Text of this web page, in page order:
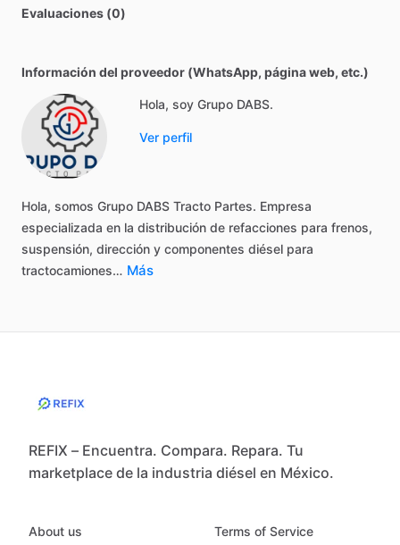
Evaluaciones (0)
Información del proveedor (WhatsApp, página web, etc.)
Hola, soy Grupo DABS.
Ver perfil
Hola, somos Grupo DABS Tracto Partes. Empresa
especializada en la distribución de refacciones para frenos,
suspensión, dirección y componentes diésel para
tractocamiones… Más
REFIX – Encuentra. Compara. Repara. Tu
marketplace de la industria diésel en México.
About us Terms of Service